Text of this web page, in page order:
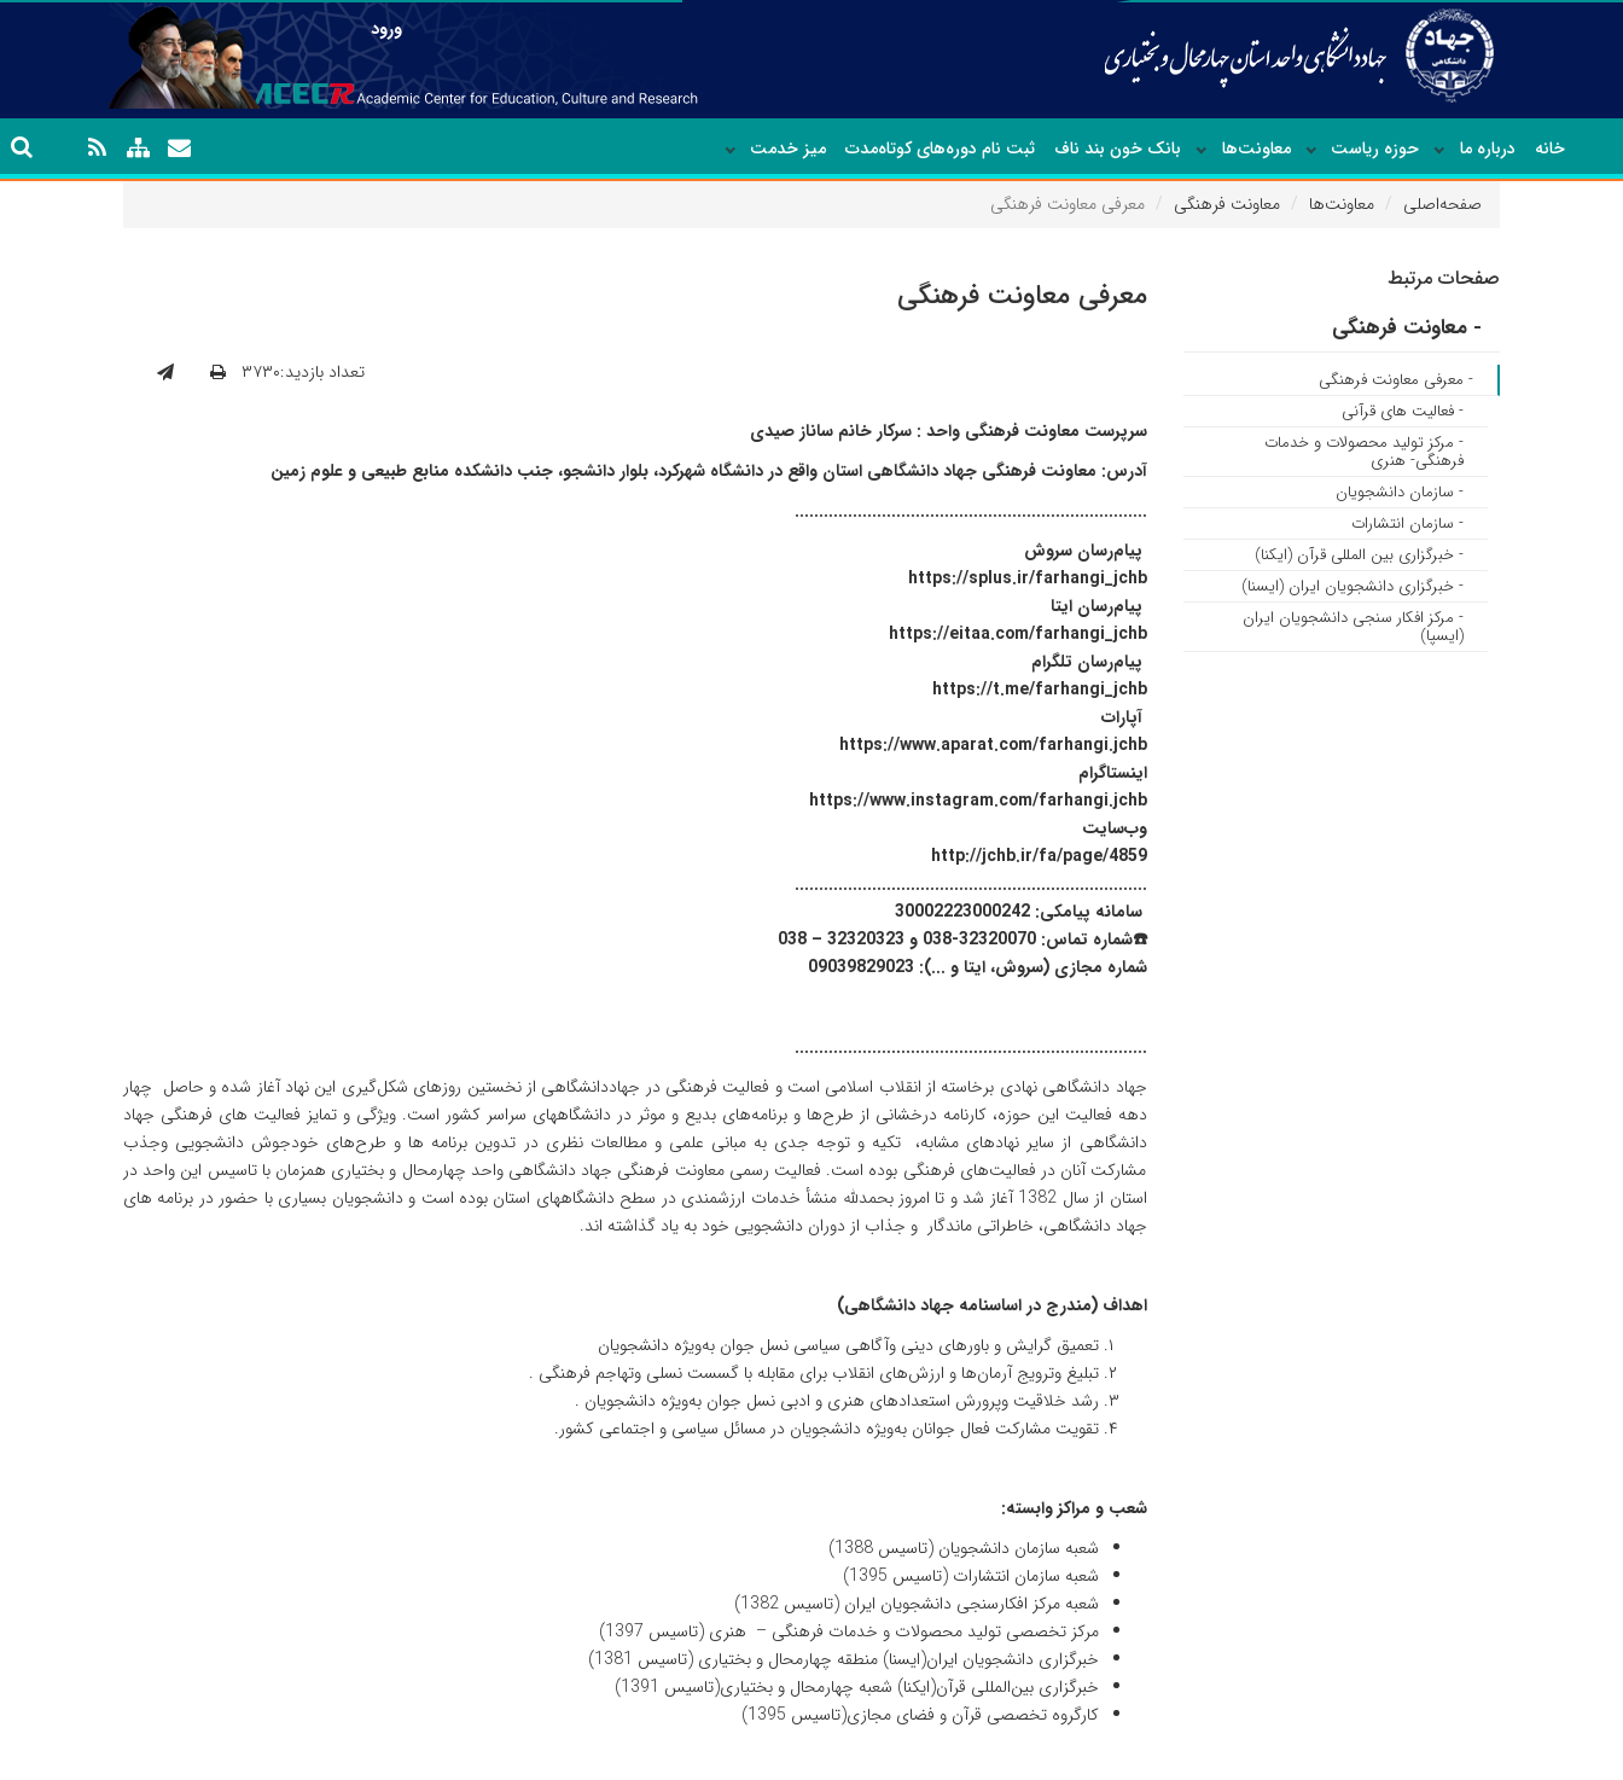
ورود
خانه درباره ما حوزه ریاست معاونت‌ها بانک خون بند ناف ثبت نام دوره‌های کوتاه‌مدت میز خدمت
صفحه‌اصلی معاونت‌ها معاونت فرهنگی معرفی معاونت فرهنگی
معرفی معاونت فرهنگی
تعداد بازدید:۳۷۳۰
سرپرست معاونت فرهنگی واحد : سرکار خانم ساناز صیدی
آدرس: معاونت فرهنگی جهاد دانشگاهی استان واقع در دانشگاه شهرکرد، بلوار دانشجو، جنب دانشکده منابع طبیعی و علوم زمین
.........................................................................
پیام‌رسان سروش
https://splus.ir/farhangi_jchb
پیام‌رسان ایتا
https://eitaa.com/farhangi_jchb
پیام‌رسان تلگرام
https://t.me/farhangi_jchb
آپارات
https://www.aparat.com/farhangi.jchb
اینستاگرام
https://www.instagram.com/farhangi.jchb
وب‌سایت
http://jchb.ir/fa/page/4859
.........................................................................
سامانه پیامکی: 30002223000242
☎️شماره تماس: 32320070-038 و 32320323 – 038
شماره مجازی (سروش، ایتا و ...): 09039829023
.........................................................................
جهاد دانشگاهی نهادی برخاسته از انقلاب اسلامی است و فعالیت فرهنگی در جهاددانشگاهی از نخستین روزهای شکل‌گیری این نهاد آغاز شده و حاصل چهار
دهه فعالیت این حوزه، کارنامه درخشانی از طرح‌ها و برنامه‌های بدیع و موثر در دانشگاههای سراسر کشور است. ویژگی و تمایز فعالیت های فرهنگی جهاد
دانشگاهی از سایر نهادهای مشابه، تکیه و توجه جدی به مبانی علمی و مطالعات نظری در تدوین برنامه ها و طرح‌های خودجوش دانشجویی وجذب
مشارکت آنان در فعالیت‌های فرهنگی بوده است. فعالیت رسمی معاونت فرهنگی جهاد دانشگاهی واحد چهارمحال و بختیاری همزمان با تاسیس این واحد در
استان از سال 1382 آغاز شد و تا امروز بحمدلله منشأ خدمات ارزشمندی در سطح دانشگاههای استان بوده است و دانشجویان بسیاری با حضور در برنامه های
جهاد دانشگاهی، خاطراتی ماندگار و جذاب از دوران دانشجویی خود به یاد گذاشته اند.
اهداف (مندرج در اساسنامه جهاد دانشگاهی)
تعمیق گرایش و باورهای دینی وآگاهی سیاسی نسل جوان ‌به‌ویژه دانشجویان
تبلیغ وترویج‎ آرمان‌ها و ارزش‌های انقلاب برای مقابله با گسست نسلی وتهاجم فرهنگی .
رشد خلاقیت وپرورش استعدادهای هنری و ادبی نسل جوان به‌ویژه دانشجویان .
تقویت مشارکت فعال جوانان به‌ویژه دانشجویان در مسائل سیاسی و اجتماعی کشور.
شعب و مراکز وابسته:
شعبه سازمان دانشجویان (تاسیس 1388)
شعبه سازمان انتشارات (تاسیس 1395)
شعبه مرکز افکارسنجی دانشجویان ایران (تاسیس 1382)
مرکز تخصصی تولید محصولات و خدمات فرهنگی – هنری (تاسیس 1397)
خبرگزاری دانشجویان ایران(ایسنا) منطقه چهارمحال و بختیاری (تاسیس 1381)
خبرگزاری بین‌المللی قرآن(ایکنا) شعبه چهارمحال و بختیاری(تاسیس 1391)
کارگروه تخصصی قرآن و فضای مجازی(تاسیس 1395)
صفحات مرتبط
- معاونت فرهنگی
- معرفی معاونت فرهنگی
- فعالیت های قرآنی
- مرکز تولید محصولات و خدمات
فرهنگی- هنری
- سازمان دانشجویان
- سازمان انتشارات
- خبرگزاری بین المللی قرآن (ایکنا)
- خبرگزاری دانشجویان ایران (ایسنا)
- مرکز افکار سنجی دانشجویان ایران
(ایسپا)